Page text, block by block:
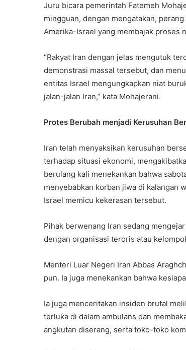
Juru bicara pemerintah Fatemeh
mingguan, dengan mengatakan,
Amerika-Israel yang membajak proses
“Rakyat Iran dengan jelas mengutuk
demonstrasi massal tersebut, dan
entitas Israel mengungkapkan niat
jalan-jalan Iran,” kata Mohajerani.
Protes Berubah menjadi Kerusuhan
Iran telah menyaksikan kerusuhan
terhadap situasi ekonomi,
berulang kali menekankan bahwa
menyebabkan korban jiwa di kalangan
Israel memicu kekerasan tersebut.
Pihak berwenang Iran sedang
dengan organisasi teroris atau
Menteri Luar Negeri Iran Abbas
pun. Ia juga menekankan bahwa
Ia juga menceritakan insiden brutal
terluka di dalam ambulans dan
angkutan diserang, serta toko-toko